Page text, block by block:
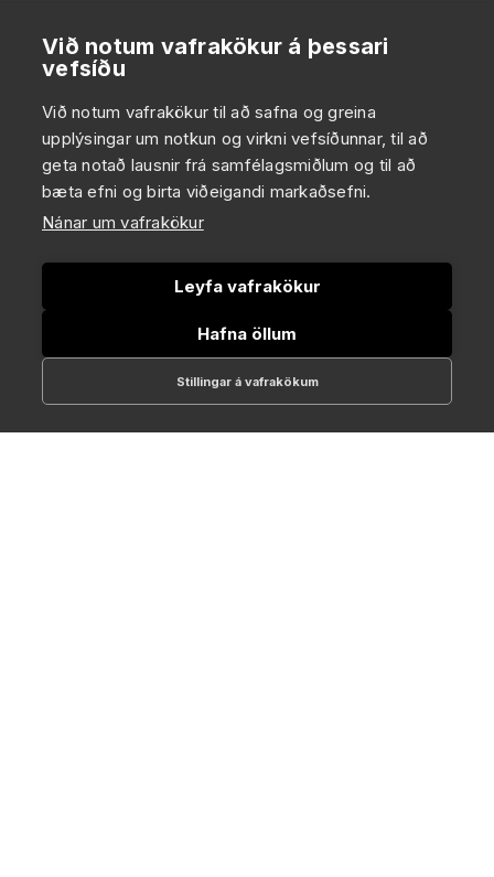
Við notum vafrakökur á þessari
vefsíðu
Við notum vafrakökur til að safna og greina
upplýsingar um notkun og virkni vefsíðunnar, til að
geta notað lausnir frá samfélagsmiðlum og til að
bæta efni og birta viðeigandi markaðsefni.
Nánar um vafrakökur
Leyfa vafrakökur
Hafna öllum
Stillingar á vafrakökum